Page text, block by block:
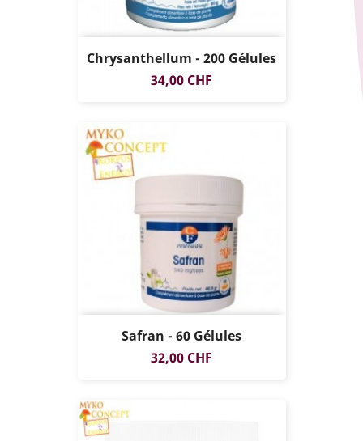
Chrysanthellum - 200 Gélules
Prix
34,00 CHF
Safran - 60 Gélules
Prix
32,00 CHF